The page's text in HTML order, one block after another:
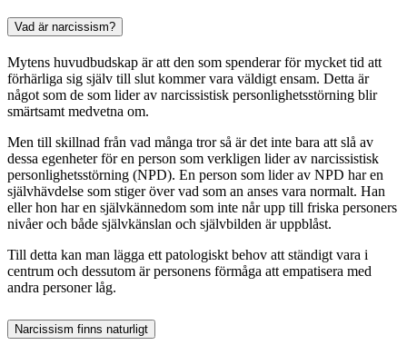
Vad är narcissism?
Mytens huvudbudskap är att den som spenderar för mycket tid att
förhärliga sig själv till slut kommer vara väldigt ensam. Detta är
något som de som lider av narcissistisk personlighetsstörning blir
smärtsamt medvetna om.
Men till skillnad från vad många tror så är det inte bara att slå av
dessa egenheter för en person som verkligen lider av narcissistisk
personlighetsstörning (NPD). En person som lider av NPD har en
självhävdelse som stiger över vad som an anses vara normalt. Han
eller hon har en självkännedom som inte når upp till friska personers
nivåer och både självkänslan och självbilden är uppblåst.
Till detta kan man lägga ett patologiskt behov att ständigt vara i
centrum och dessutom är personens förmåga att empatisera med
andra personer låg.
Narcissism finns naturligt